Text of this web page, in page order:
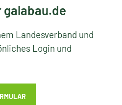
Landesverband und
Login und